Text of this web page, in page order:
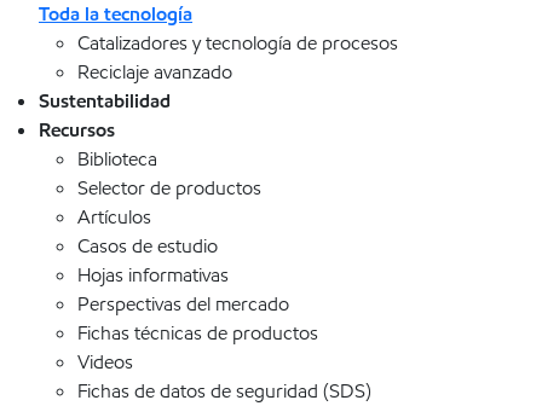
Toda la tecnología
Catalizadores y tecnología de procesos
Reciclaje avanzado
Sustentabilidad
Recursos
Biblioteca
Selector de productos
Artículos
Casos de estudio
Hojas informativas
Perspectivas del mercado
Fichas técnicas de productos
Videos
Fichas de datos de seguridad (SDS)